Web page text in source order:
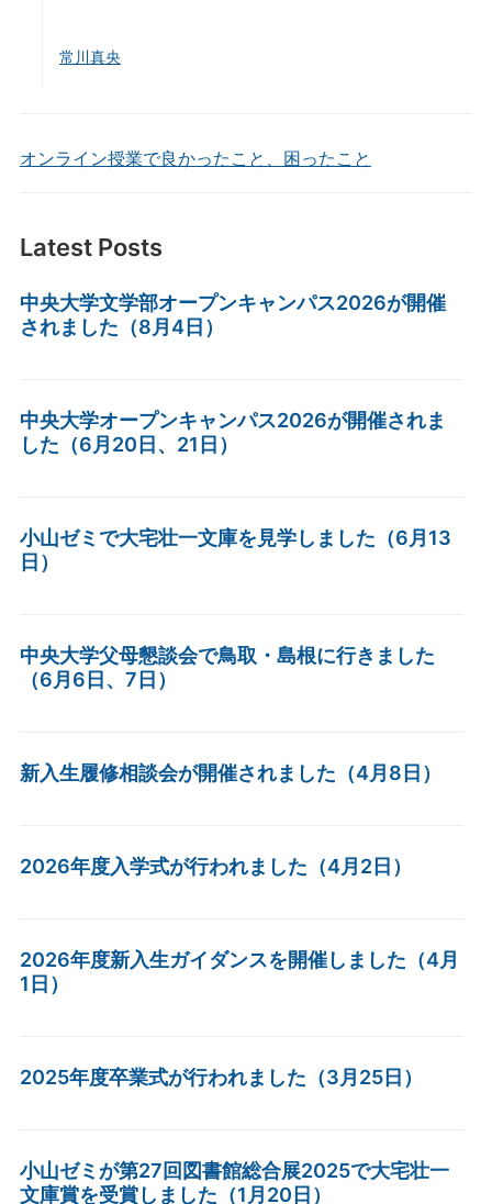
常川真央
オンライン授業で良かったこと、困ったこと
Latest Posts
中央大学文学部オープンキャンパス2026が開催
されました（8月4日）
中央大学オープンキャンパス2026が開催されま
した（6月20日、21日）
小山ゼミで大宅壮一文庫を見学しました（6月13
日）
中央大学父母懇談会で鳥取・島根に行きました
（6月6日、7日）
新入生履修相談会が開催されました（4月8日）
2026年度入学式が行われました（4月2日）
2026年度新入生ガイダンスを開催しました（4月
1日）
2025年度卒業式が行われました（3月25日）
小山ゼミが第27回図書館総合展2025で大宅壮一
文庫賞を受賞しました（1月20日）